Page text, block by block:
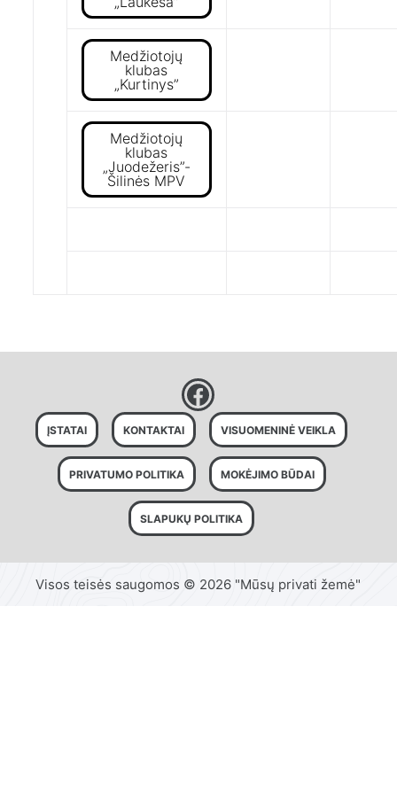
Medžiotojų
klubas
„Kurtinys”
Medžiotojų
klubas
„Juodežeris”-
Šilinės MPV
ĮSTATAI KONTAKTAI VISUOMENINĖ VEIKLA
PRIVATUMO POLITIKA MOKĖJIMO BŪDAI
SLAPUKŲ POLITIKA
Visos teisės saugomos © 2026 "Mūsų privati žemė"